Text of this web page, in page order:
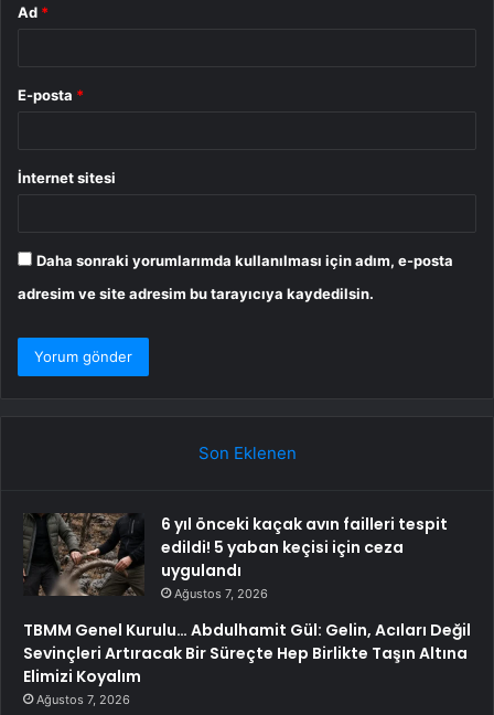
Ad *
E-posta *
İnternet sitesi
Daha sonraki yorumlarımda kullanılması için adım, e-posta
adresim ve site adresim bu tarayıcıya kaydedilsin.
Son Eklenen
6 yıl önceki kaçak avın failleri tespit
edildi! 5 yaban keçisi için ceza
uygulandı
Ağustos 7, 2026
TBMM Genel Kurulu… Abdulhamit Gül: Gelin, Acıları Değil
Sevinçleri Artıracak Bir Süreçte Hep Birlikte Taşın Altına
Elimizi Koyalım
Ağustos 7, 2026